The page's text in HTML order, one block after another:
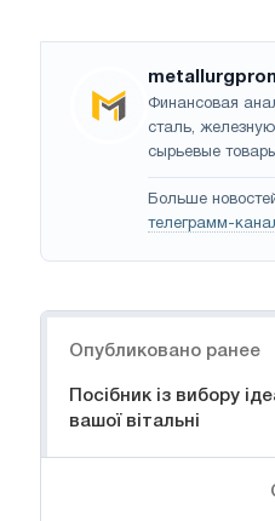
Финансовая
сталь,
сырьевые
Больше
телеграмм-
Опубликовано ранее
Посібник із вибору
вашої вітальні